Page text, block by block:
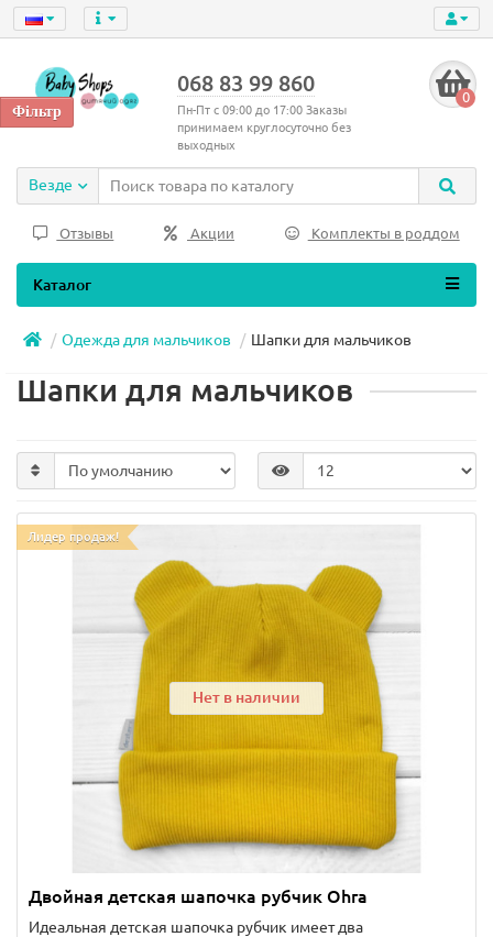
068 83 99 860
Пн-Пт с 09:00 до 17:00 Заказы
принимаем круглосуточно без
выходных
0
Везде
Отзывы Акции Комплекты в роддом
Каталог
Одежда для мальчиков Шапки для мальчиков
Шапки для мальчиков
Лидер продаж!
Нет в наличии
Двойная детская шапочка рубчик Ohra
Идеальная детская шапочка рубчик имеет два